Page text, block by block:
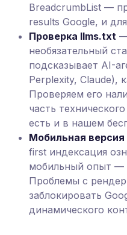
BreadcrumbList —
results Google, и
Проверка llms.txt
необязательный
подсказывает AI-
Perplexity, Claude),
Проверяем его
часть
есть и в нашем
Мобильная версия
first индексация
мобильный опыт —
Проблемы с
заблокировать
динамического